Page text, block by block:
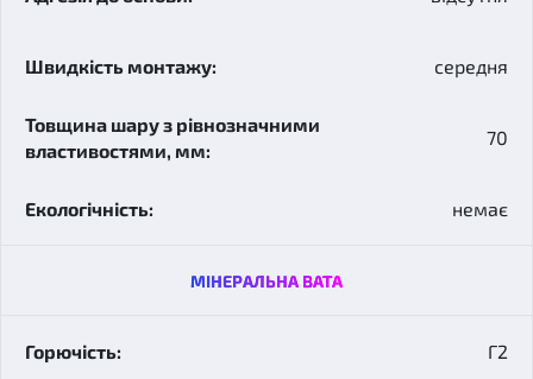
середня
70
немає
МІНЕРАЛЬНА ВАТА
Г2